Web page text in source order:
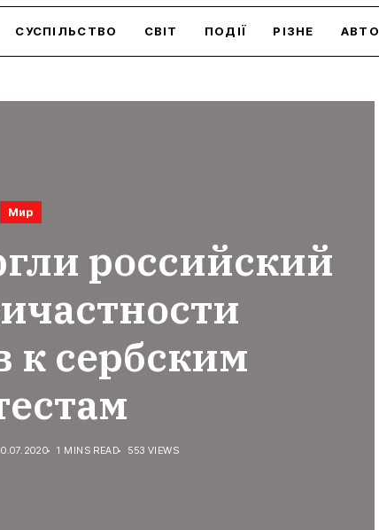
СУСПІЛЬСТВО СВІТ ПОДІЇ РІЗНЕ АВТО
Мир
российский
к сербским
1 MINS READ 553 VIEWS